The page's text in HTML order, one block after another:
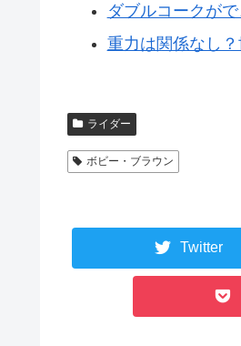
ダブルコークが
重力は関係なし
ライダー
ボビー・ブラウン
Twitter